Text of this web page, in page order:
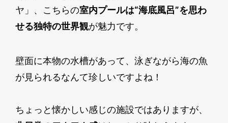
ヤ」、こちらの室内プールは“海底風呂”を思わ
せる独特の世界観が魅力です。
壁面に本物の水槽があって、泳ぎながら海の魚
が見られるなんて珍しいですよね！
ちょっと懐かしい感じの施設ではありますが、